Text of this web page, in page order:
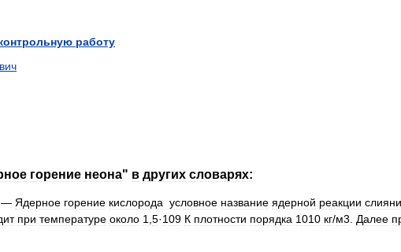
работу
горение неона" в других словарях:
— Ядерное горение кислорода условное название ядерной реакции
при температуре около 1 5·109 К плотности порядка 1010 кг/м3 Далее